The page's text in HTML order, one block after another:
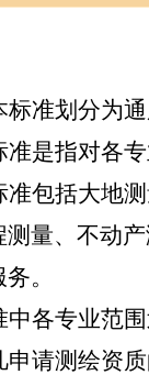
标准划分为
准是指对各
准包括大地
测量、不动
。
中各专业范
申请测绘资